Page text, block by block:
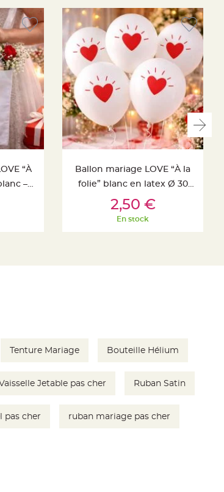
“À
–
Ajouter Au Panier
Ballon mariage LOVE “À la
folie” blanc en latex Ø 30
cm x6 pièces
2,50 €
En stock
Tenture Mariage Bouteille Hélium
Jetable pas cher Ruban Satin
pas cher ruban mariage pas cher